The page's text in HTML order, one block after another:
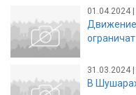
01.04.2024
Движение
31.03.2024
В